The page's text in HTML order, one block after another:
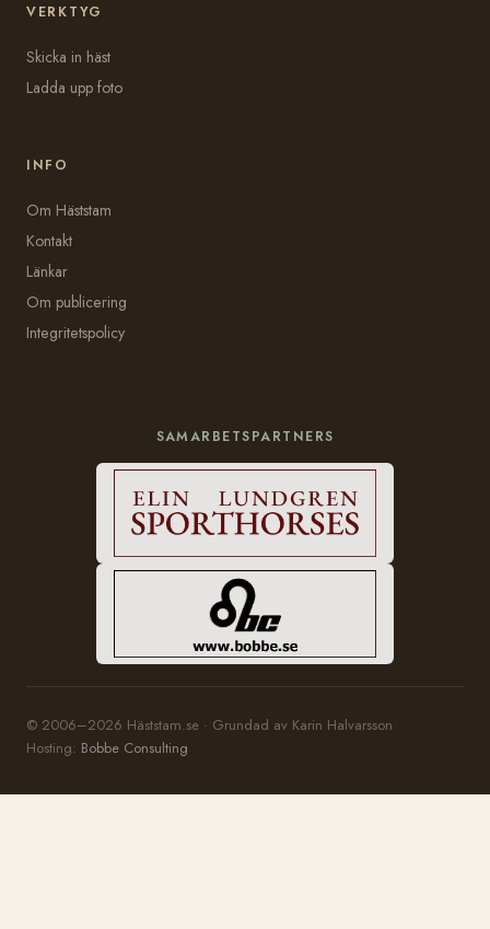
VERKTYG
Skicka in häst
Ladda upp foto
INFO
Om Häststam
Kontakt
Länkar
Om publicering
Integritetspolicy
SAMARBETSPARTNERS
© 2006–2026 Häststam.se · Grundad av Karin Halvarsson
Hosting: Bobbe Consulting